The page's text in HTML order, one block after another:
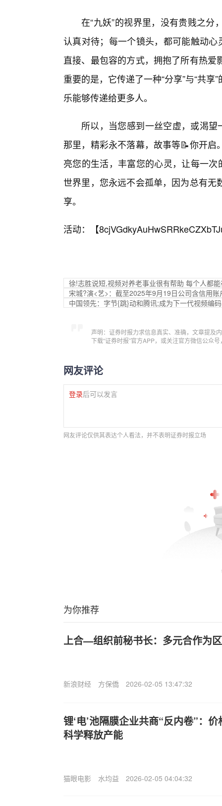
在“九妖”的视界里，没有贵贱之
认真对待；每一个镜头，都可能触动
直接、最包容的方式，拥抱了所有热
重要的是，它传递了一种“分享”与“共
乐能够传递给更多人。
所以，当您感到一丝空虚，或渴望
那里，精彩永不落幕，故事等📝你开
亮您的生活，丰富您的心灵，让每一
世界里，您永远不会孤单，因为总有
享。
活动：【
徐!志胜说短,视频对养老事业很有帮助 每个人都
宋城?演<艺>：截至2025年9月19日公司含信用
中国领先：字节{跳}动和腾讯;成为下一代视频编
声明：证券时报力求信息真实、准确，文章提及
下载“证券时报”官方APP，或关注官方微信公众
网友评论
登录后可以发言
网友评论仅供其表达个人看法，并不表明证券时报立场
为你推荐
上合—组织前秘书长：多元合作为
新浪财经 方保僑 2026-02-05 13:47:32
锂‘电’池隔膜企业共商“反内卷”：
科学释放产能
猫眼电影 水均益 2026-02-05 04:04:32